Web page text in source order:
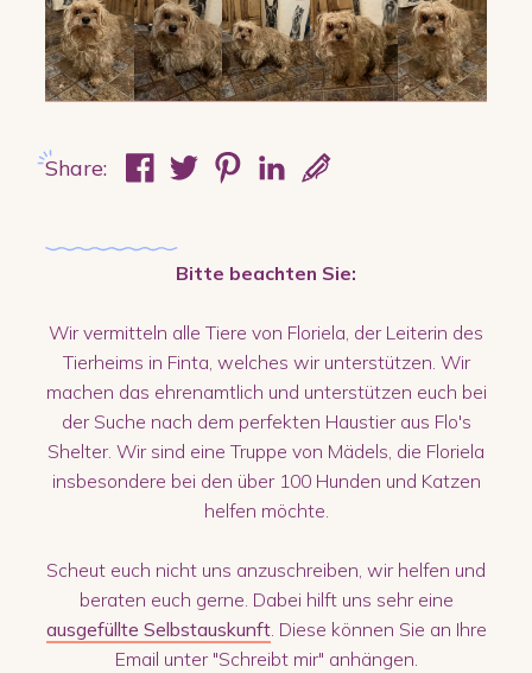
Share:
Bitte beachten Sie:
Wir vermitteln alle Tiere von Floriela, der Leiterin des
Tierheims in Finta, welches wir unterstützen. Wir
machen das ehrenamtlich und unterstützen euch bei
der Suche nach dem perfekten Haustier aus Flo's
Shelter. Wir sind eine Truppe von Mädels, die Floriela
insbesondere bei den über 100 Hunden und Katzen
helfen möchte.
Scheut euch nicht uns anzuschreiben, wir helfen und
beraten euch gerne. Dabei hilft uns sehr eine
ausgefüllte Selbstauskunft. Diese können Sie an Ihre
Email unter "Schreibt mir" anhängen.